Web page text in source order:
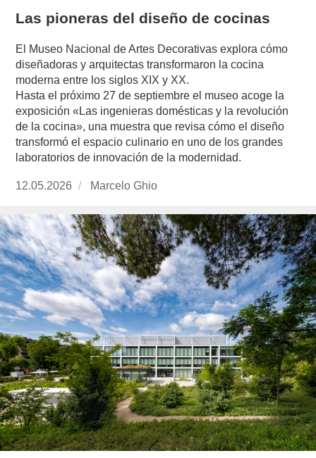
Las pioneras del diseño de cocinas
El Museo Nacional de Artes Decorativas explora cómo
diseñadoras y arquitectas transformaron la cocina
moderna entre los siglos XIX y XX.
Hasta el próximo 27 de septiembre el museo acoge la
exposición «Las ingenieras domésticas y la revolución
de la cocina», una muestra que revisa cómo el diseño
transformó el espacio culinario en uno de los grandes
laboratorios de innovación de la modernidad.
Publicado
12.05.2026
https://www.experimenta.es/author/marcelo-
Marcelo Ghio